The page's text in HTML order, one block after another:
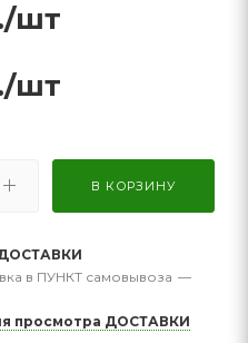
/шт
/шт
В КОРЗИНУ
в ПУНКТ самовывоза —
просмотра ДОСТАВКИ